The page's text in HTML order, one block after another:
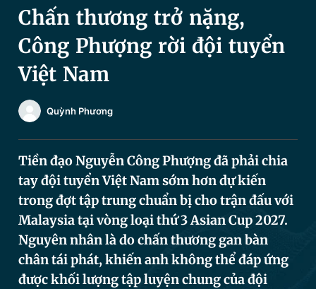
Video Magazine
Sản phẩm khác
Tiện ích
Đọc Thanh Niên trên điện thoại
Chấn thương trở nặng,
Công Phượng rời đội tuyển
Việt Nam
Quỳnh Phương
Tiền đạo Nguyễn Công Phượng đã phải chia
tay đội tuyển Việt Nam sớm hơn dự kiến
trong đợt tập trung chuẩn bị cho trận đấu với
Malaysia tại vòng loại thứ 3 Asian Cup 2027.
Nguyên nhân là do chấn thương gan bàn
chân tái phát, khiến anh không thể đáp ứng
được khối lượng tập luyện chung của đội